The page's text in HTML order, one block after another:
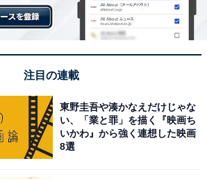
注目の連載
東野圭吾や湊かなえだけじゃな
い、「業と罪」を描く『映画ち
いかわ』から強く連想した映画
8選